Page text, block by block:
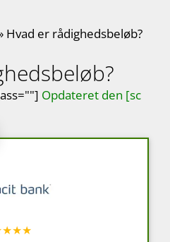
Hvad er rådighedsbeløb?
Opdateret den [sc